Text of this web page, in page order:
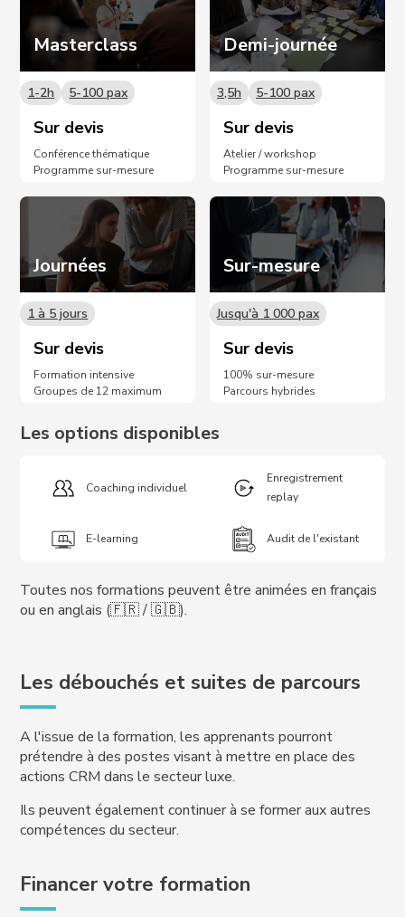
Masterclass
1-2h 5-100 pax
Sur devis
Conférence thématique
Programme sur-mesure
Demi-journée
3,5h 5-100 pax
Sur devis
Atelier / workshop
Programme sur-mesure
Journées
1 à 5 jours
Sur devis
Formation intensive
Groupes de 12 maximum
Sur-mesure
Jusqu'à 1 000 pax
Sur devis
100% sur-mesure
Parcours hybrides
Les options disponibles
Coaching individuel
Enregistrement
replay
E-learning Audit de l'existant
Toutes nos formations peuvent être animées en français
ou en anglais (🇫🇷 / 🇬🇧).
Les débouchés et suites de parcours
A l'issue de la formation, les apprenants pourront
prétendre à des postes visant à mettre en place des
actions CRM dans le secteur luxe.
Ils peuvent également continuer à se former aux autres
compétences du secteur.
Financer votre formation